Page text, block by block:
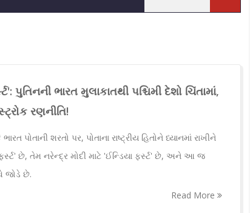
પુતિનની ભારત મુલાકાતથી પશ્ચિમી દેશો ચિંતામાં,
રણનીતિ!
પોતાની શરતો પર, પોતાના રાષ્ટ્રીય હિતોને ધ્યાનમાં રાખીને
છે, તેમ નરેન્દ્ર મોદી માટે 'ઈન્ડિયા ફર્સ્ટ' છે, અને આ જ
જોડે છે.
Read More